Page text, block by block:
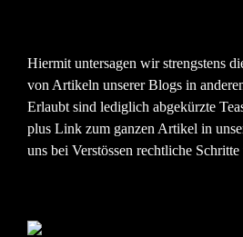
Hiermit untersagen wir strengstens
von Artikeln unserer Blogs in
Erlaubt sind lediglich abgekürzte
plus Link zum ganzen Artikel in
uns bei Verstössen rechtliche